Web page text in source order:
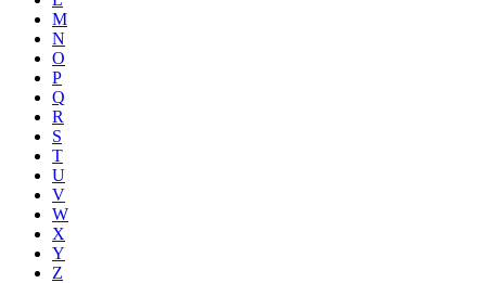
M
N
O
P
Q
R
S
T
U
V
W
X
Y
Z